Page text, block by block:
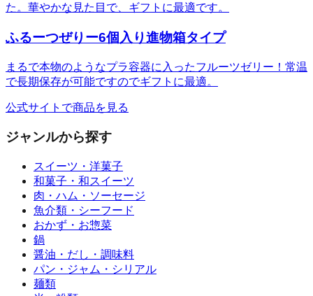
た。華やかな見た目で、ギフトに最適です。
ふるーつぜりー6個入り進物箱タイプ
まるで本物のようなプラ容器に入ったフルーツゼリー！常温
で長期保存が可能ですのでギフトに最適。
公式サイトで商品を見る
ジャンルから探す
スイーツ・洋菓子
和菓子・和スイーツ
肉・ハム・ソーセージ
魚介類・シーフード
おかず・お惣菜
鍋
醤油・だし・調味料
パン・ジャム・シリアル
麺類